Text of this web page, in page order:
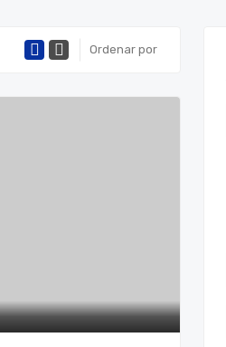
Ordenar por